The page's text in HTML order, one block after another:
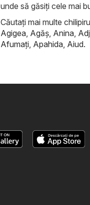
unde să găsiți cele mai
Căutați mai multe
Agigea Agăş Anina
Afumaţi Apahida Aiud.